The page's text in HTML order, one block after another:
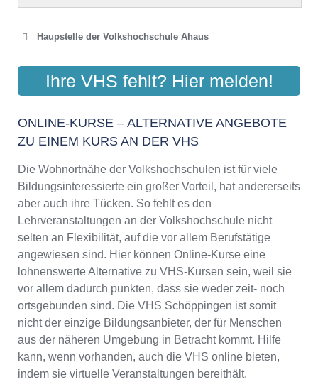
Haupstelle der Volkshochschule Ahaus
AKTUELLES FORUM
VOLKSHOCHSCHULE
Aktualisiert: August 2021
Ihre VHS fehlt? Hier melden!
ONLINE-KURSE – ALTERNATIVE ANGEBOTE
ZU EINEM KURS AN DER VHS
Die Wohnortnähe der Volkshochschulen ist für viele
Bildungsinteressierte ein großer Vorteil, hat andererseits
aber auch ihre Tücken. So fehlt es den
Lehrveranstaltungen an der Volkshochschule nicht
selten an Flexibilität, auf die vor allem Berufstätige
angewiesen sind. Hier können Online-Kurse eine
lohnenswerte Alternative zu VHS-Kursen sein, weil sie
vor allem dadurch punkten, dass sie weder zeit- noch
ortsgebunden sind. Die VHS Schöppingen ist somit
nicht der einzige Bildungsanbieter, der für Menschen
aus der näheren Umgebung in Betracht kommt. Hilfe
kann, wenn vorhanden, auch die VHS online bieten,
indem sie virtuelle Veranstaltungen bereithält.